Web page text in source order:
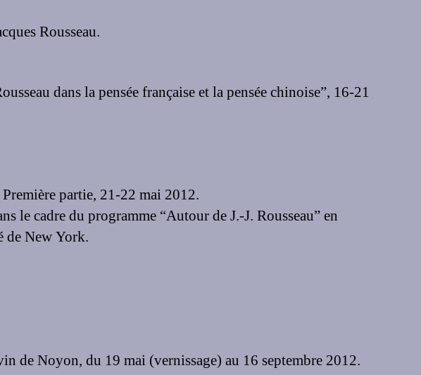
Rousseau.
dans la pensée française et la pensée chinoise”, 16-21
partie, 21-22 mai 2012.
le cadre du programme “Autour de J.-J. Rousseau” en
de New York.
de Noyon, du 19 mai (vernissage) au 16 septembre 2012.